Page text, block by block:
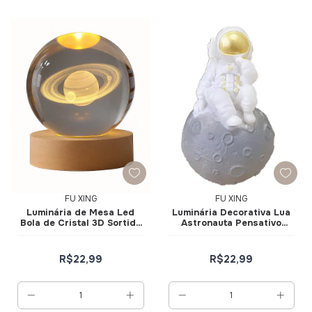
FU XING
Luminária de Mesa Led
Bola de Cristal 3D Sortida
R$22,99
FU XING
Luminária Decorativa Lua
Astronauta Pensativo
R$22,99